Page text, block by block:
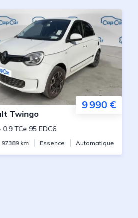
9 990 €
Twingo
0.9 TCe 95 EDC6
97389 km Essence Automatique